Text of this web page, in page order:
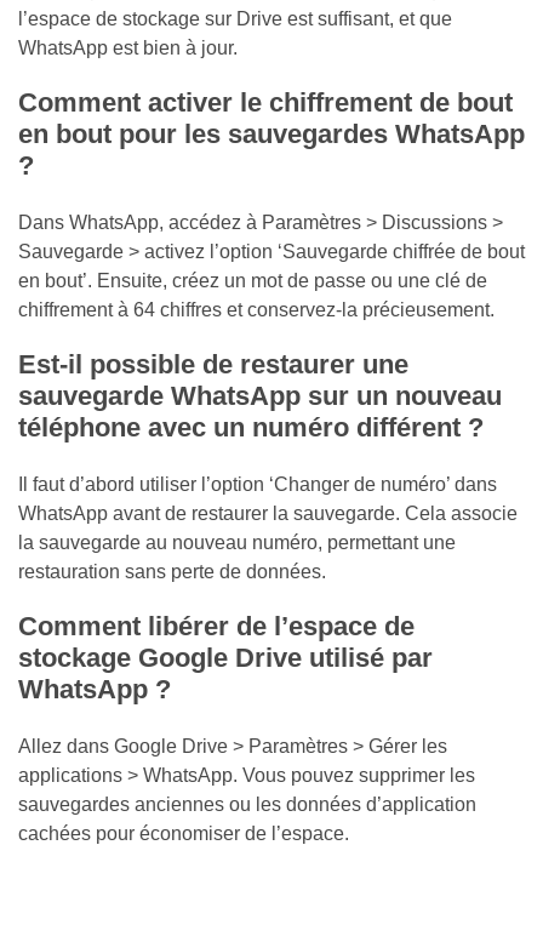
l’espace de stockage sur Drive est suffisant, et que
WhatsApp est bien à jour.
Comment activer le chiffrement de bout
en bout pour les sauvegardes WhatsApp
?
Dans WhatsApp, accédez à Paramètres > Discussions >
Sauvegarde > activez l’option ‘Sauvegarde chiffrée de bout
en bout’. Ensuite, créez un mot de passe ou une clé de
chiffrement à 64 chiffres et conservez-la précieusement.
Est-il possible de restaurer une
sauvegarde WhatsApp sur un nouveau
téléphone avec un numéro différent ?
Il faut d’abord utiliser l’option ‘Changer de numéro’ dans
WhatsApp avant de restaurer la sauvegarde. Cela associe
la sauvegarde au nouveau numéro, permettant une
restauration sans perte de données.
Comment libérer de l’espace de
stockage Google Drive utilisé par
WhatsApp ?
Allez dans Google Drive > Paramètres > Gérer les
applications > WhatsApp. Vous pouvez supprimer les
sauvegardes anciennes ou les données d’application
cachées pour économiser de l’espace.